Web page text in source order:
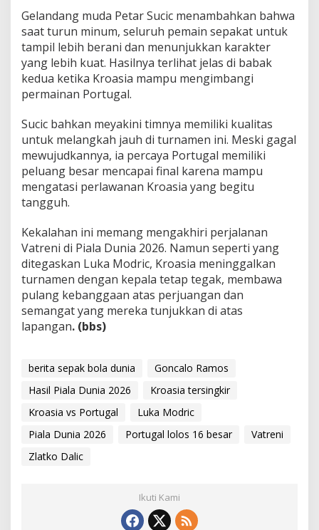
Gelandang muda Petar Sucic menambahkan bahwa
saat turun minum, seluruh pemain sepakat untuk
tampil lebih berani dan menunjukkan karakter
yang lebih kuat. Hasilnya terlihat jelas di babak
kedua ketika Kroasia mampu mengimbangi
permainan Portugal.
Sucic bahkan meyakini timnya memiliki kualitas
untuk melangkah jauh di turnamen ini. Meski gagal
mewujudkannya, ia percaya Portugal memiliki
peluang besar mencapai final karena mampu
mengatasi perlawanan Kroasia yang begitu
tangguh.
Kekalahan ini memang mengakhiri perjalanan
Vatreni di Piala Dunia 2026. Namun seperti yang
ditegaskan Luka Modric, Kroasia meninggalkan
turnamen dengan kepala tetap tegak, membawa
pulang kebanggaan atas perjuangan dan
semangat yang mereka tunjukkan di atas
lapangan. (bbs)
berita sepak bola dunia
Goncalo Ramos
Hasil Piala Dunia 2026
Kroasia tersingkir
Kroasia vs Portugal
Luka Modric
Piala Dunia 2026
Portugal lolos 16 besar
Vatreni
Zlatko Dalic
Ikuti Kami